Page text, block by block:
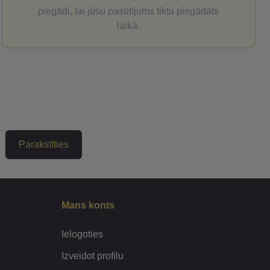
piegādi, lai jūsu pasūtījums tiktu piegādāts
laikā.
Parakstīties
Mans konts
Ielogoties
Izveidot profilu